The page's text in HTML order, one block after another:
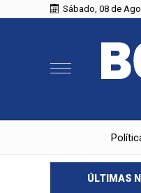
Sábado, 08 de
ÚLTIMAS
do tempo para